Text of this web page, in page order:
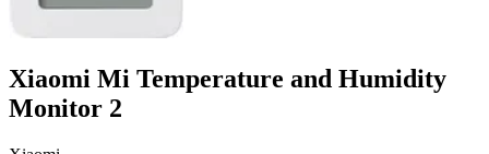
Xiaomi Mi Temperature and Humidity
Monitor 2